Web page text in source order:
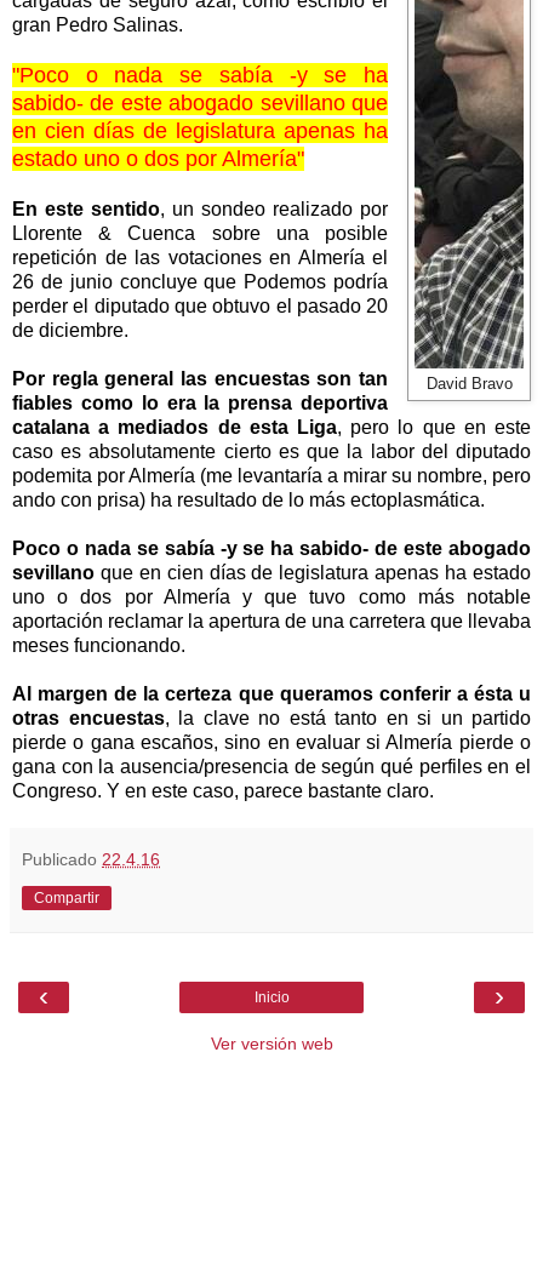
David Bravo
gran Pedro Salinas.
"Poco o nada se sabía -y se ha
sabido- de este abogado sevillano que
en cien días de legislatura apenas ha
estado uno o dos por Almería"
En este sentido, un sondeo realizado por
Llorente & Cuenca sobre una posible
repetición de las votaciones en Almería el
26 de junio concluye que Podemos podría
perder el diputado que obtuvo el pasado 20
de diciembre.
Por regla general las encuestas son tan
fiables como lo era la prensa deportiva
catalana a mediados de esta Liga, pero lo que en este
caso es absolutamente cierto es que la labor del diputado
podemita por Almería (me levantaría a mirar su nombre, pero
ando con prisa) ha resultado de lo más ectoplasmática.
Poco o nada se sabía -y se ha sabido- de este abogado
sevillano que en cien días de legislatura apenas ha estado
uno o dos por Almería y que tuvo como más notable
aportación reclamar la apertura de una carretera que llevaba
meses funcionando.
Al margen de la certeza que queramos conferir a ésta u
otras encuestas, la clave no está tanto en si un partido
pierde o gana escaños, sino en evaluar si Almería pierde o
gana con la ausencia/presencia de según qué perfiles en el
Congreso. Y en este caso, parece bastante claro.
Publicado 22.4.16
Compartir
‹ ›
Inicio
Ver versión web